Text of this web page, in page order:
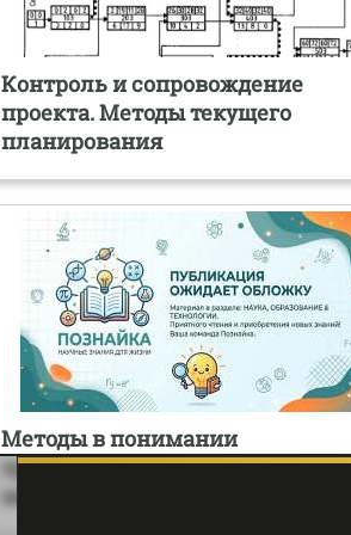
Контроль и сопровождение
проекта. Методы текущего
планирования
Методы в понимании
представителей классического
направления в археологии